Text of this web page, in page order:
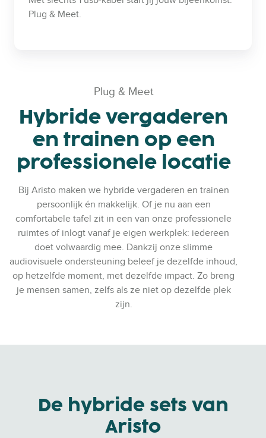
Plug & Meet.
Plug & Meet
Hybride vergaderen
en trainen op een
professionele locatie
Bij Aristo maken we hybride vergaderen en trainen
persoonlijk én makkelijk. Of je nu aan een
comfortabele tafel zit in een van onze professionele
ruimtes of inlogt vanaf je eigen werkplek: iedereen
doet volwaardig mee. Dankzij onze slimme
audiovisuele ondersteuning beleef je dezelfde inhoud,
op hetzelfde moment, met dezelfde impact. Zo breng
je mensen samen, zelfs als ze niet op dezelfde plek
zijn.
De hybride sets van
Aristo